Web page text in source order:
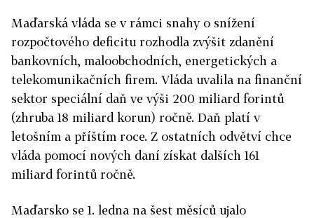
Maďarská vláda se v rámci snahy o snížení
rozpočtového deficitu rozhodla zvýšit zdanění
bankovních, maloobchodních, energetických a
telekomunikačních firem. Vláda uvalila na finanční
sektor speciální daň ve výši 200 miliard forintů
(zhruba 18 miliard korun) ročně. Daň platí v
letošním a příštím roce. Z ostatních odvětví chce
vláda pomocí nových daní získat dalších 161
miliard forintů ročně.
Maďarsko se 1. ledna na šest měsíců ujalo